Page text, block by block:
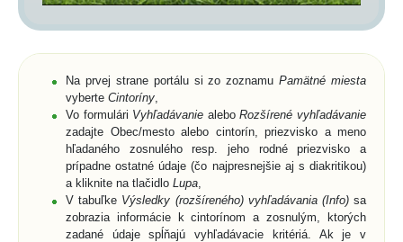
Na prvej strane portálu si zo zoznamuPamätné miesta
vyberte Cintoríny
Vo formulári Vyhľadávanie aleboRozšírené vyhľadávanie
zadajte Obec/mesto alebo cintorín, priezvisko a meno
hľadaného zosnulého resp. jeho rodné priezvisko a
prípadne ostatné údaje (čo najpresnejšie aj s diakritikou)
a kliknite na tlačidlo Lupa
V tabuľke Výsledky (rozšíreného) vyhľadávania (Info)sa
zobrazia informácie k cintorínom a zosnulým, ktorých
zadané údaje spĺňajú vyhľadávacie kritériá. Ak je v